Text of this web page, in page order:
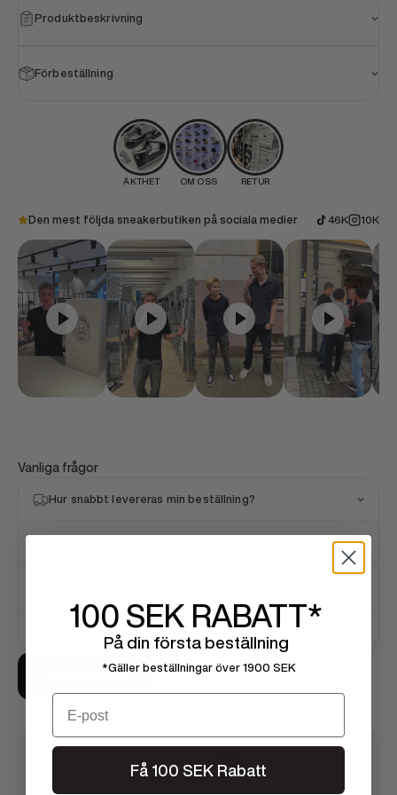
Produktbeskrivning
Förbeställning
ÄKTHET OM OSS RETUR
Den mest följda sneakerbutiken på sociala medier 46K 10K
48 timmars leverans
Alla produkter i lager
Över 100 000 nöjda kunder
Vanliga frågor
Hur snabbt levereras min beställning?
Hur väljer jag rätt storlek?
Kontakta oss
100 SEK RABATT*
På din första beställning
*Gäller beställningar över 1900 SEK
Email
Få 100 SEK Rabatt